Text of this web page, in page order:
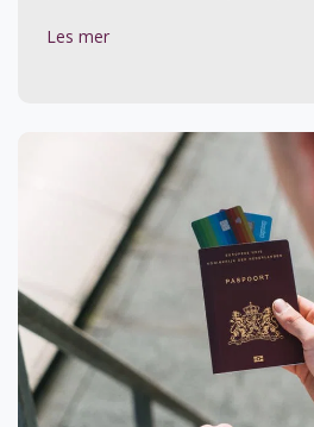
Les mer